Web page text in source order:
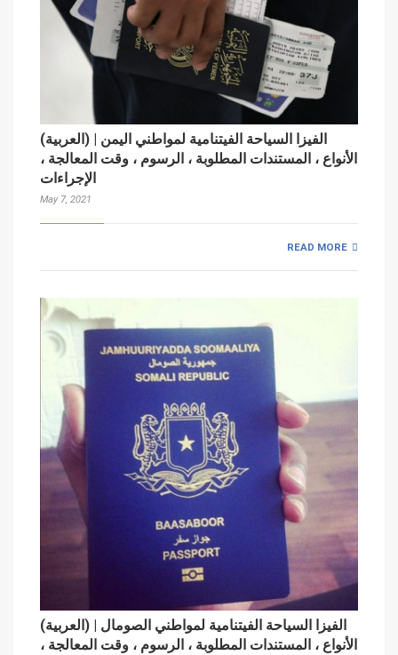
(العربية) الفيزا السياحة الفيتنامية لمواطني اليمن |
الأنواع ، المستندات المطلوبة ، الرسوم ، وقت المعالجة ،
الإجراءات
May 7, 2021
READ MORE
(العربية) الفيزا السياحة الفيتنامية لمواطني الصومال |
الأنواع ، المستندات المطلوبة ، الرسوم ، وقت المعالجة ،